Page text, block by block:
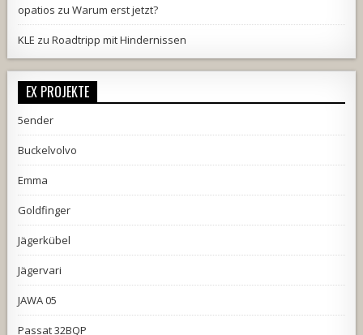
opatios zuWarum erst jetzt?
KLE zuRoadtripp mit Hindernissen
EX PROJEKTE
5ender
Buckelvolvo
Emma
Goldfinger
Jägerkübel
Jägervari
JAWA 05
Passat 32BQP